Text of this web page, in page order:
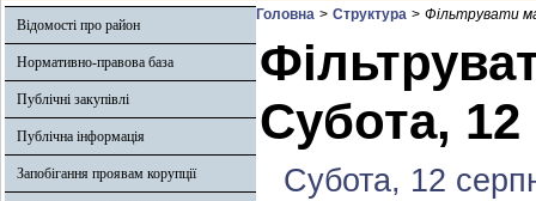
Відомості про район
Нормативно-правова база
Публічні закупівлі
Публічна інформація
Запобігання проявам корупції
Головна > Структура > Фільтрувати
Субота, 12
Субота, 12